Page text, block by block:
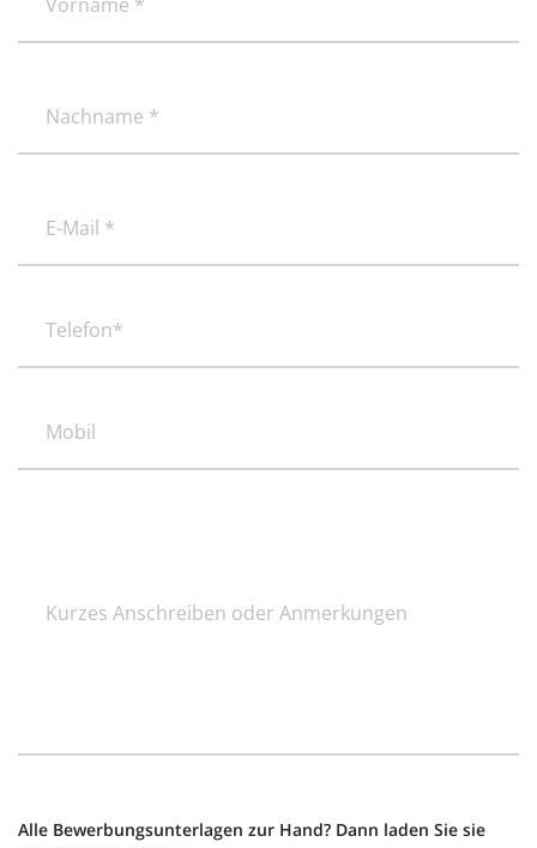
Mail
(erforderlich)
Alle Bewerbungsunterlagen zur Hand? Dann laden Sie sie